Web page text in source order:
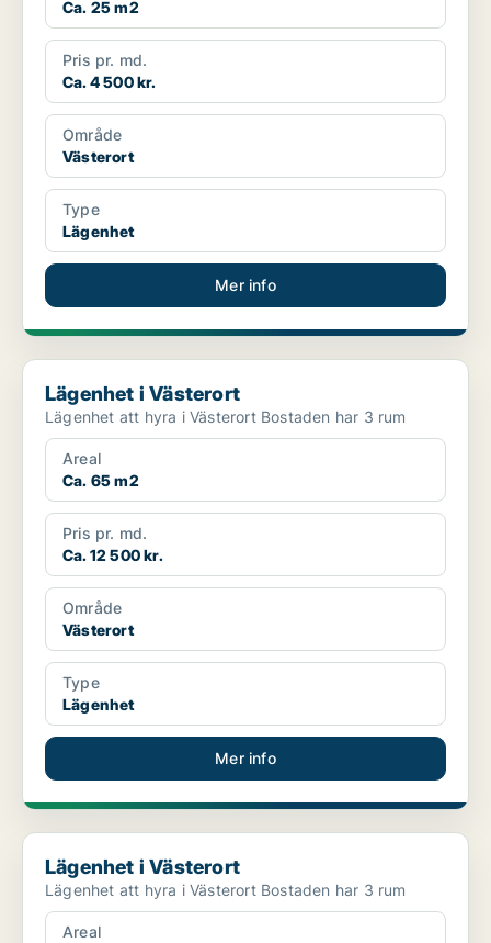
Ca. 25 m2
Pris pr. md.
Ca. 4 500 kr.
Område
Västerort
Type
Lägenhet
Mer info
Lägenhet i Västerort
Lägenhet i Västerort
Lägenhet att hyra i Västerort Bostaden har 3 rum
Areal
Ca. 65 m2
Pris pr. md.
Ca. 12 500 kr.
Område
Västerort
Type
Lägenhet
Mer info
Lägenhet i Västerort
Lägenhet i Västerort
Lägenhet att hyra i Västerort Bostaden har 3 rum
Areal